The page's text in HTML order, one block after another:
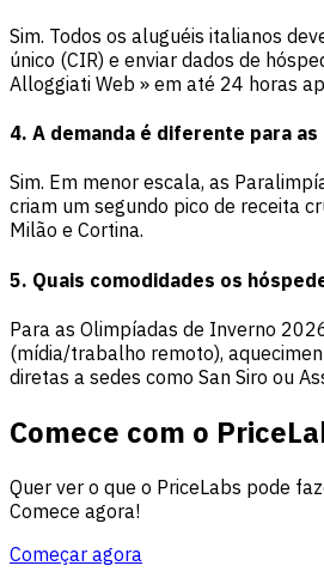
Sim. Todos os aluguéis italianos
único (CIR) e enviar dados de
Alloggiati Web » em até 24 horas
4. A demanda é diferente para as
Sim. Em menor escala, as
criam um segundo pico de receita
Milão e Cortina.
5. Quais comodidades os
Para as Olimpíadas de Inverno
(mídia/trabalho remoto),
diretas a sedes como San Siro ou
Comece com o
Quer ver o que o PriceLabs pode
Comece agora!
Começar agora